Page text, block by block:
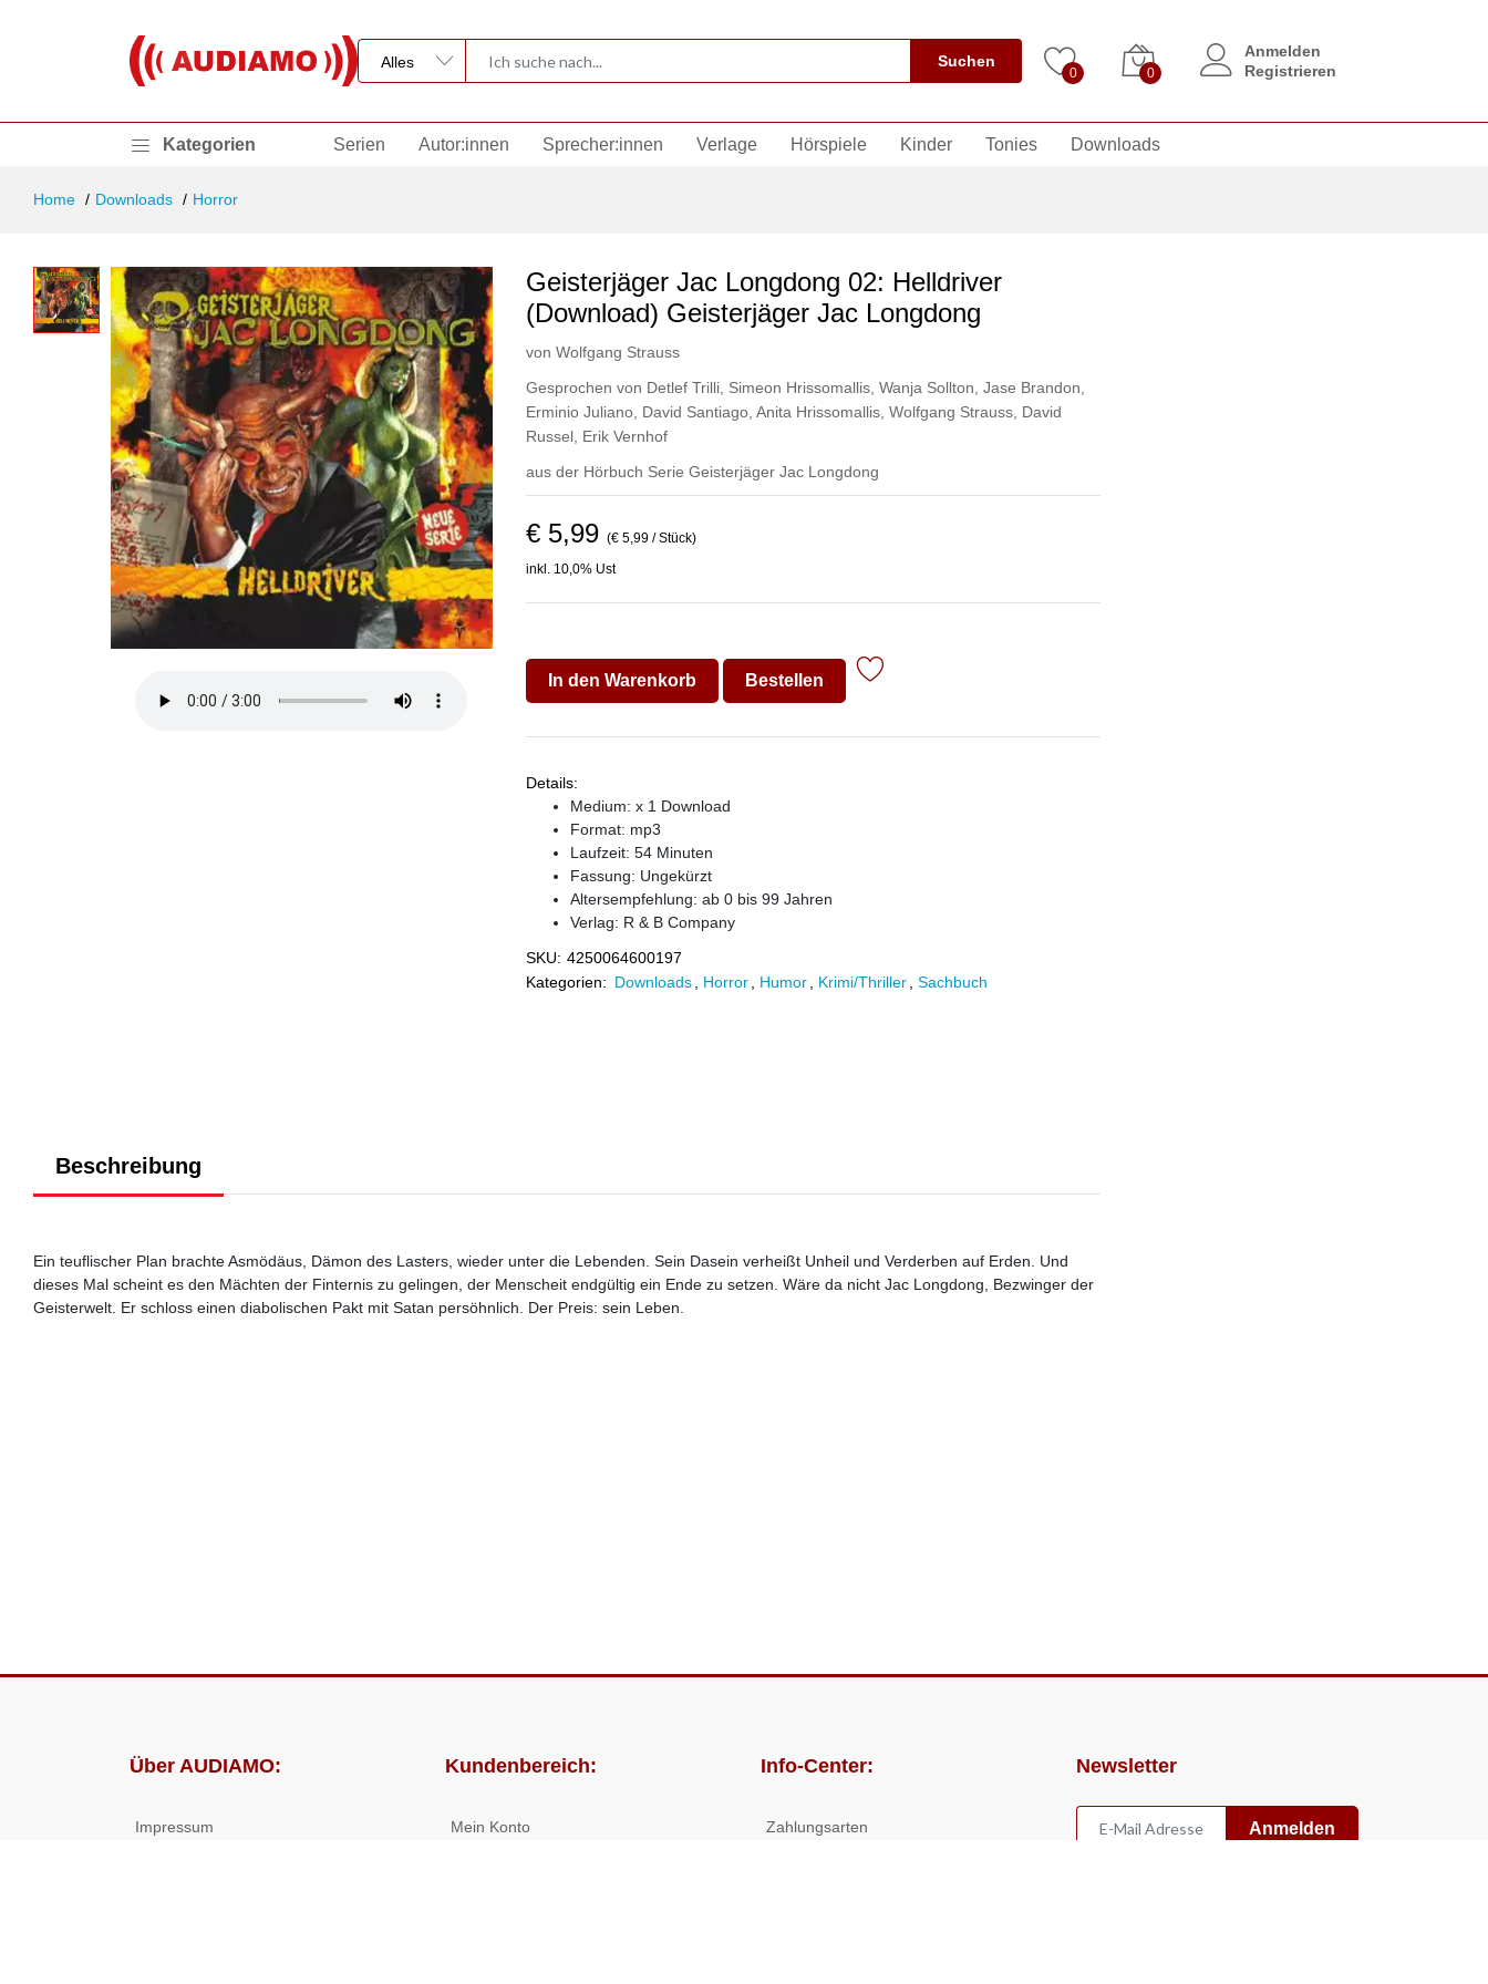
Suchen
0 0
Anmelden
Registrieren
Kategorien Serien Autor:innen Sprecher:innen Verlage Hörspiele Kinder Tonies Downloads
Home Downloads Horror
Geisterjäger Jac Longdong 02: Helldriver
(Download) Geisterjäger Jac Longdong
von Wolfgang Strauss
Gesprochen von Detlef Trilli, Simeon Hrissomallis, Wanja Sollton Jase Brandon
Erminio Juliano, David Santiago, Anita Hrissomallis, Wolfgang Strauss, David
Russel, Erik Vernhof
aus der Hörbuch Serie Geisterjäger Jac Longdong
€ 5,99 (€ 5,99 / Stück)
inkl. 10,0% Ust
In den Warenkorb Bestellen
Details:
Medium: x 1 Download
Format: mp3
Laufzeit: 54 Minuten
Fassung: Ungekürzt
Altersempfehlung: ab 0 bis 99 Jahren
Verlag: R & B Company
SKU: 4250064600197
Kategorien: Downloads Horror Humor Krimi/Thriller Sachbuch
Beschreibung
Ein teuflischer Plan brachte Asmödäus, Dämon des Lasters, wieder unter die Lebenden. Sein Dasein verheißt Unheil und Verderben auf Erden. Und
dieses Mal scheint es den Mächten der Finternis zu gelingen, der Menscheit endgültig ein Ende zu setzen. Wäre da nicht Jac Longdong, Bezwinger der
Geisterwelt. Er schloss einen diabolischen Pakt mit Satan persöhnlich. Der Preis: sein Leben.
Über AUDIAMO:
Impressum
Kundenbereich:
Mein Konto
Info-Center:
Zahlungsarten
Newsletter
Anmelden